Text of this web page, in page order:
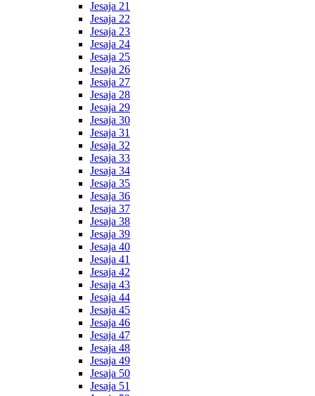
Jesaja 21
Jesaja 22
Jesaja 23
Jesaja 24
Jesaja 25
Jesaja 26
Jesaja 27
Jesaja 28
Jesaja 29
Jesaja 30
Jesaja 31
Jesaja 32
Jesaja 33
Jesaja 34
Jesaja 35
Jesaja 36
Jesaja 37
Jesaja 38
Jesaja 39
Jesaja 40
Jesaja 41
Jesaja 42
Jesaja 43
Jesaja 44
Jesaja 45
Jesaja 46
Jesaja 47
Jesaja 48
Jesaja 49
Jesaja 50
Jesaja 51